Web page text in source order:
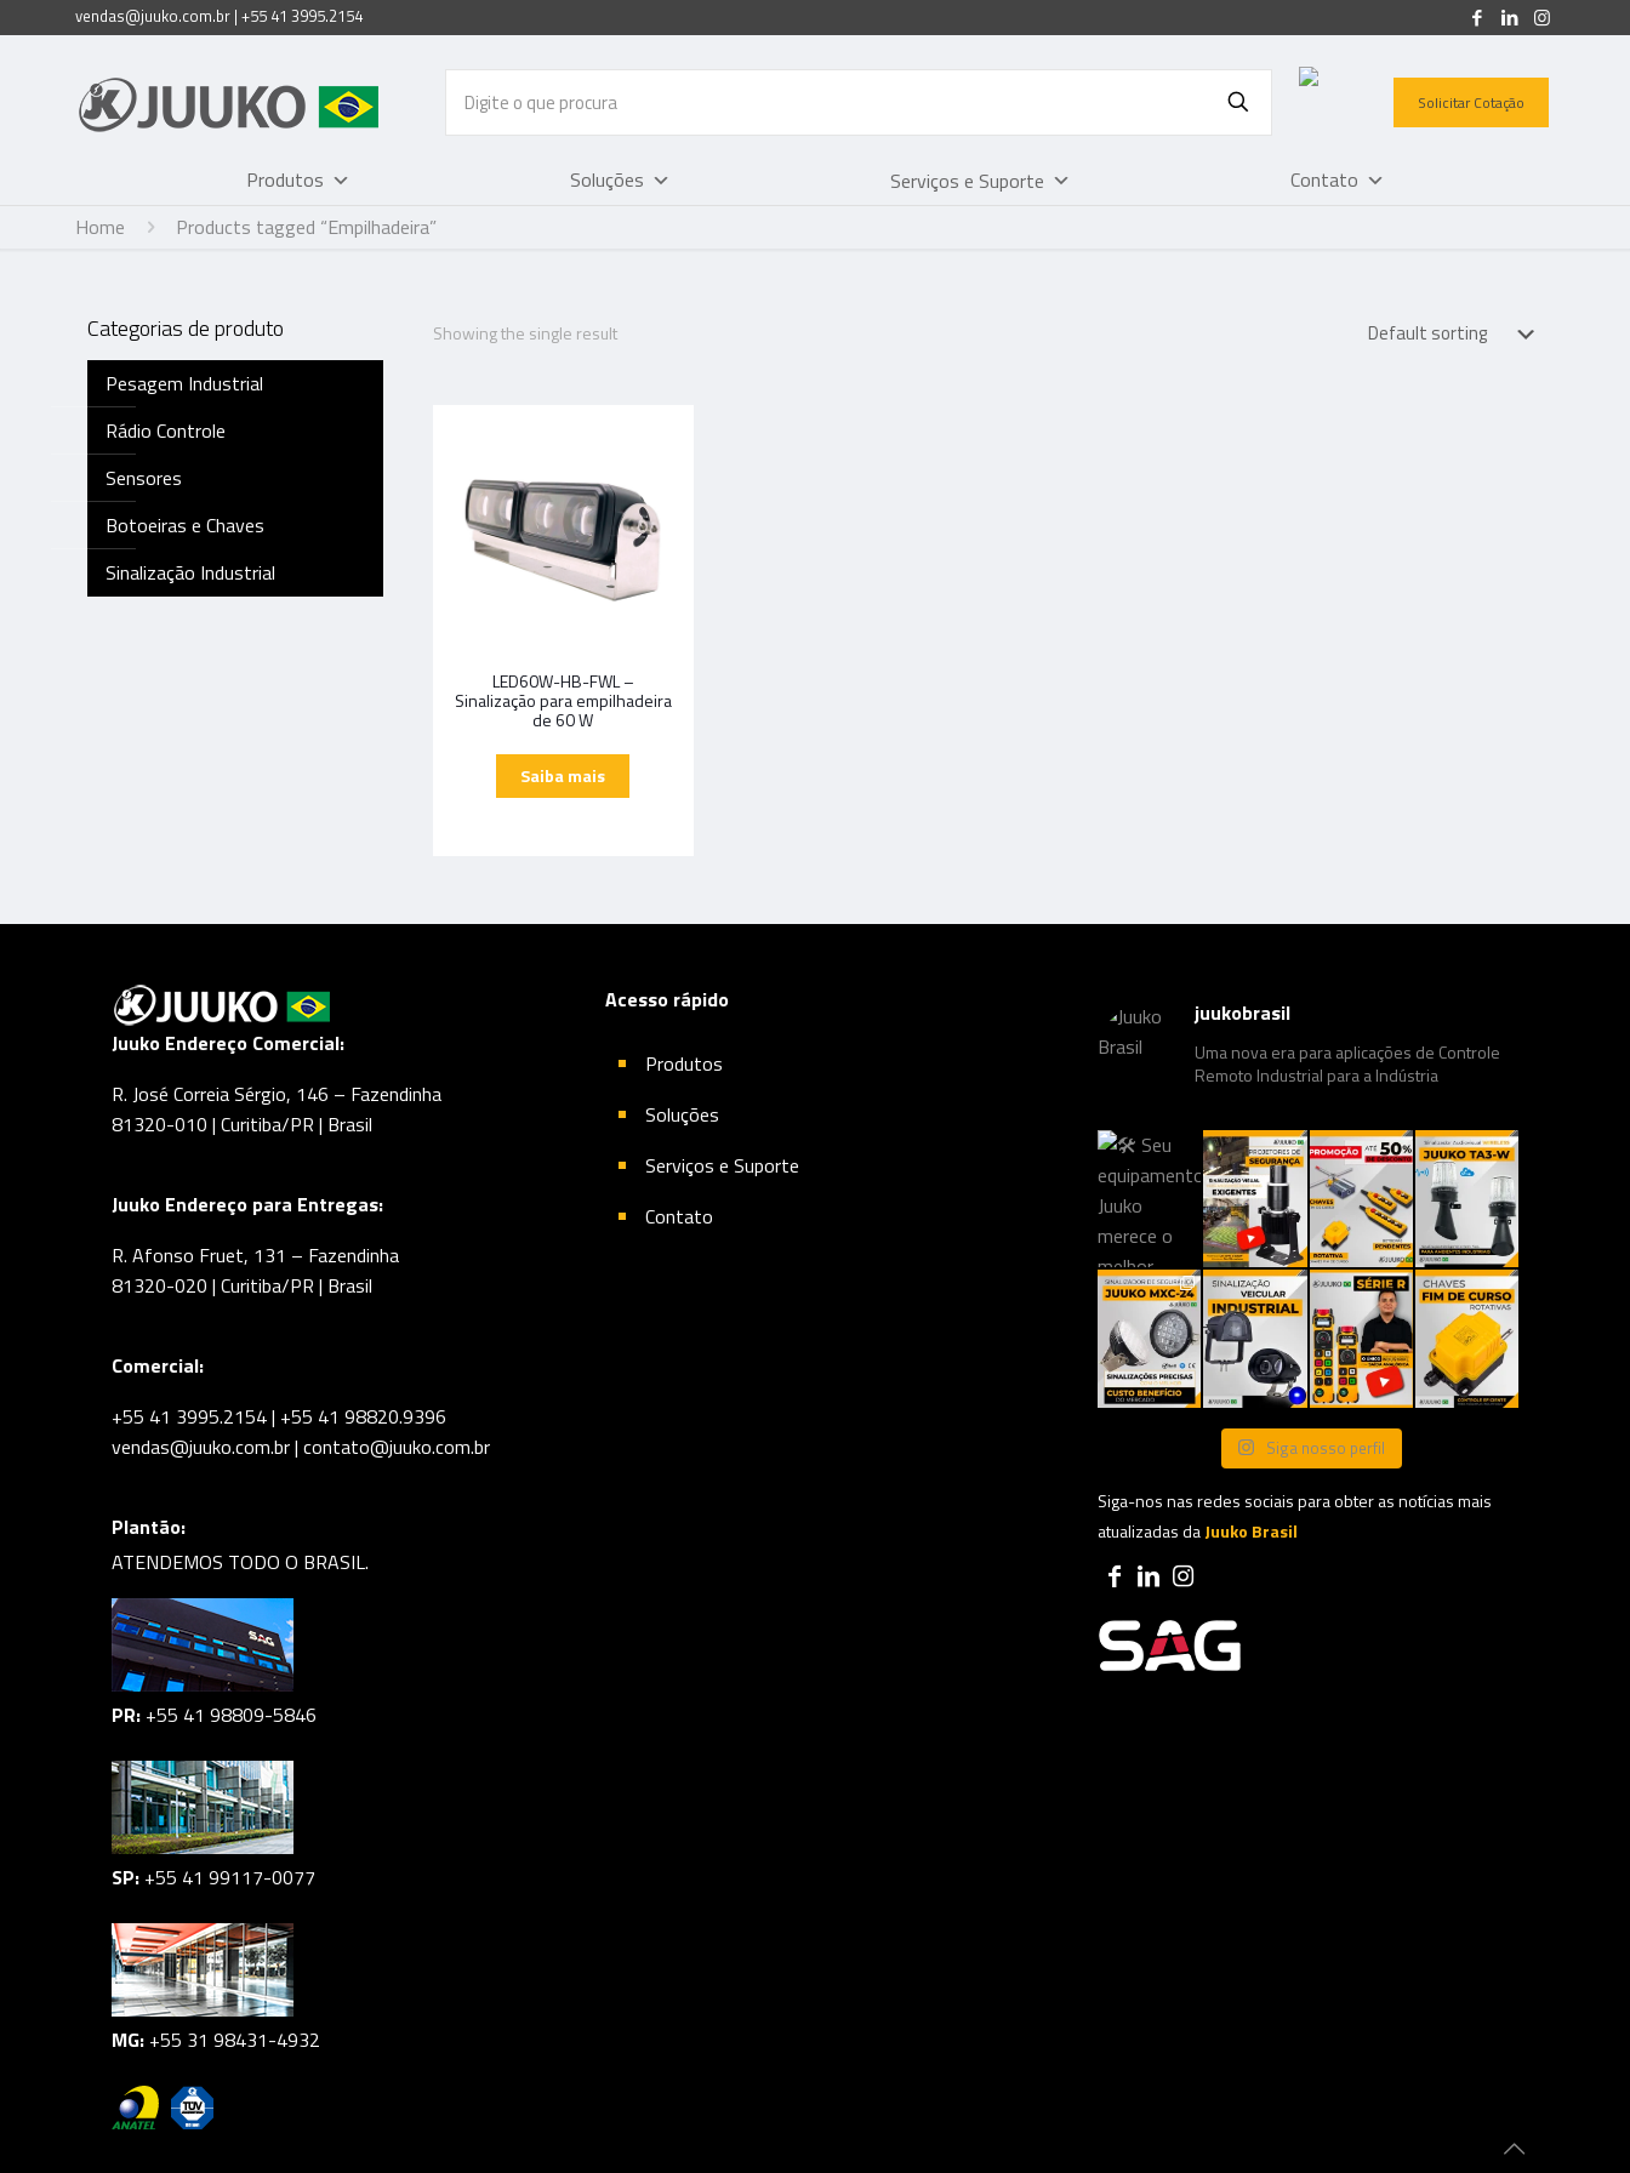
vendas@juuko.com.br | +55 41 3995.2154
Solicitar Cotação
Produtos Soluções Serviços e Suporte
Contato
Home
Products tagged “Empilhadeira”
Showing the single result
LED60W-HB-FWL –
Sinalização para empilhadeira
de 60 W
Categorias de produto
Pesagem Industrial
Rádio Controle
Sensores
Botoeiras e Chaves
Sinalização Industrial
Juuko Endereço Comercial:
R. José Correia Sérgio, 146 – Fazendinha
81320-010 | Curitiba/PR | Brasil
Juuko Endereço para Entregas:
R. Afonso Fruet, 131 – Fazendinha
81320-020 | Curitiba/PR | Brasil
Comercial:
+55 41 3995.2154 | +55 41 98820.9396
vendas@juuko.com.br | contato@juuko.com.br
Plantão:
ATENDEMOS TODO O BRASIL.
PR: +55 41 98809-5846
SP: +55 41 99117-0077
MG: +55 31 98431-4932
Acesso rápido
Produtos
Soluções
Serviços e Suporte
Contato
juukobrasil
Uma nova era para aplicações de Controle
Remoto Industrial para a Indústria
Siga nosso perfil
Siga-nos nas redes sociais para obter as notícias mais
atualizadas daJuuko Brasil